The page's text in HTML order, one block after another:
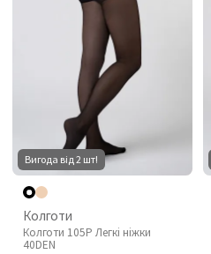
Вигода від 2 шт!
Колготи
Колготи 105P Легкі ніжки
40DEN